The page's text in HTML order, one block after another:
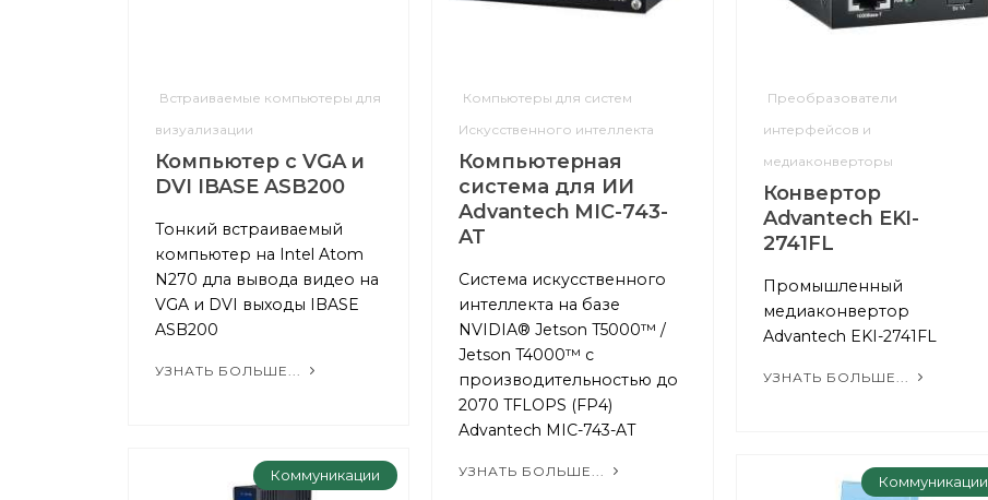
Встраиваемые компьютеры для
визуализации
Компьютер с VGA и
DVI IBASE ASB200
Тонкий встраиваемый
компьютер на Intel Atom
N270 дла вывода видео на
VGA и DVI выходы IBASE
ASB200
УЗНАТЬ БОЛЬШЕ...
Компьютеры для систем
Искусственного интеллекта
Компьютерная
система для ИИ
Advantech MIC-743-
AT
Система искусственного
интеллекта на базе
NVIDIA® Jetson T5000™ /
Jetson T4000™ с
производительностью до
2070 TFLOPS (FP4)
Advantech MIC-743-AT
УЗНАТЬ БОЛЬШЕ...
Преобразователи
интерфейсов и
медиаконверторы
Конвертор
Advantech EKI-
2741FL
Промышленный
медиаконвертор
Advantech EKI-2741FL
УЗНАТЬ БОЛЬШЕ...
Коммуникации Коммуникации